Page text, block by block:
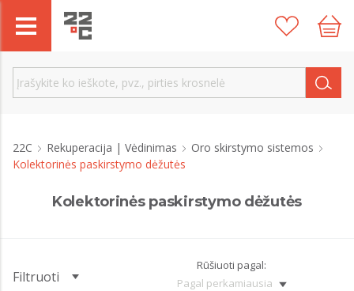
22C Rekuperacija | Vėdinimas
Oro skirstymo sistemos
Kolektorinės paskirstymo dėžutės
Kolektorinės paskirstymo dėžutės
Filtruoti
Rūšiuoti pagal:
Pagal perkamiausia